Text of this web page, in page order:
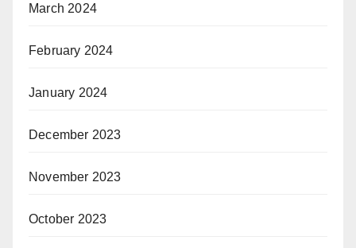
March 2024
February 2024
January 2024
December 2023
November 2023
October 2023